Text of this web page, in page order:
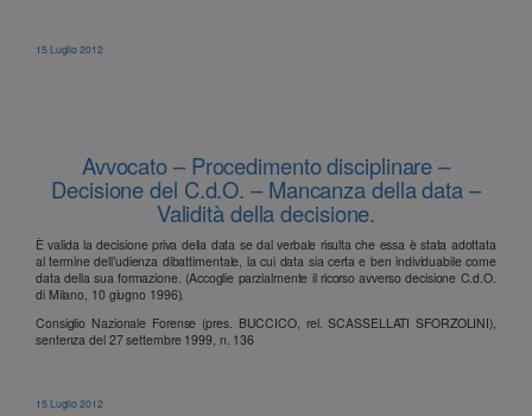
15 Luglio 2012
Avvocato – Procedimento disciplinare –
Decisione del C.d.O. – Mancanza della data –
Validità della decisione.
È valida la decisione priva della data se dal verbale risulta che essa è stata adottata
al termine dell’udienza dibattimentale, la cui data sia certa e ben individuabile come
data della sua formazione. (Accoglie parzialmente il ricorso avverso decisione C.d.O.
di Milano, 10 giugno 1996).
Consiglio Nazionale Forense (pres. BUCCICO, rel. SCASSELLATI SFORZOLINI),
sentenza del 27 settembre 1999, n. 136
15 Luglio 2012